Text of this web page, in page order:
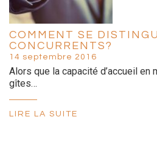
COMMENT SE
CONCURRENTS?
14 septembre 2016
Alors que la capacité d’accueil en
gîtes…
LIRE LA SUITE